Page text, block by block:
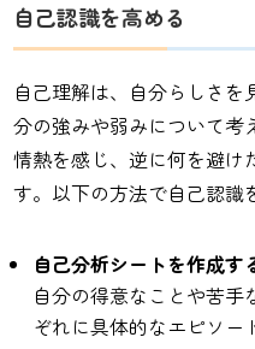
自己認識を高める
自己理解は、自分らしさを
分の強みや弱みについて考
情熱を感じ、逆に何を避け
す。以下の方法で自己認識
自己分析シートを作成す
自分の得意なことや苦
ぞれに具体的なエピソー